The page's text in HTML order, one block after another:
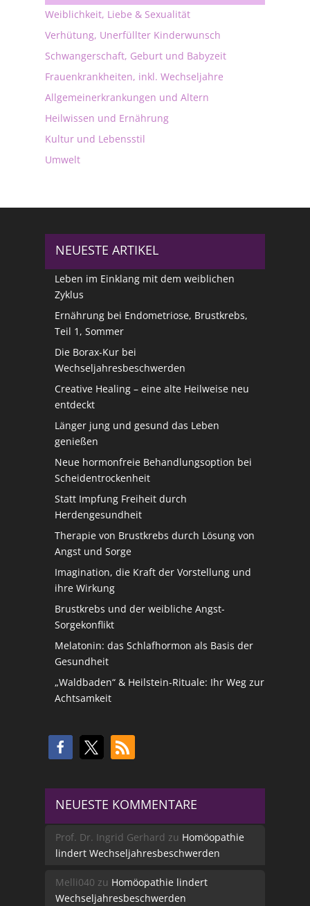
Weiblichkeit, Liebe & Sexualität
Verhütung, Unerfüllter Kinderwunsch
Schwangerschaft, Geburt und Babyzeit
Frauenkrankheiten, inkl. Wechseljahre
Allgemeinerkrankungen und Altern
Heilwissen und Ernährung
Kultur und Lebensstil
Umwelt
NEUESTE ARTIKEL
Leben im Einklang mit dem weiblichen
Zyklus
Ernährung bei Endometriose, Brustkrebs,
Teil 1, Sommer
Die Borax-Kur bei
Wechseljahresbeschwerden
Creative Healing – eine alte Heilweise neu
entdeckt
Länger jung und gesund das Leben
genießen
Neue hormonfreie Behandlungsoption bei
Scheidentrockenheit
Statt Impfung Freiheit durch
Herdengesundheit
Therapie von Brustkrebs durch Lösung von
Angst und Sorge
Imagination, die Kraft der Vorstellung und
ihre Wirkung
Brustkrebs und der weibliche Angst-
Sorgekonflikt
Melatonin: das Schlafhormon als Basis der
Gesundheit
„Waldbaden“ & Heilstein-Rituale: Ihr Weg zur
Achtsamkeit
NEUESTE KOMMENTARE
Prof. Dr. Ingrid Gerhard zu Homöopathie
lindert Wechseljahresbeschwerden
Melli040 zu Homöopathie lindert
Wechseljahresbeschwerden